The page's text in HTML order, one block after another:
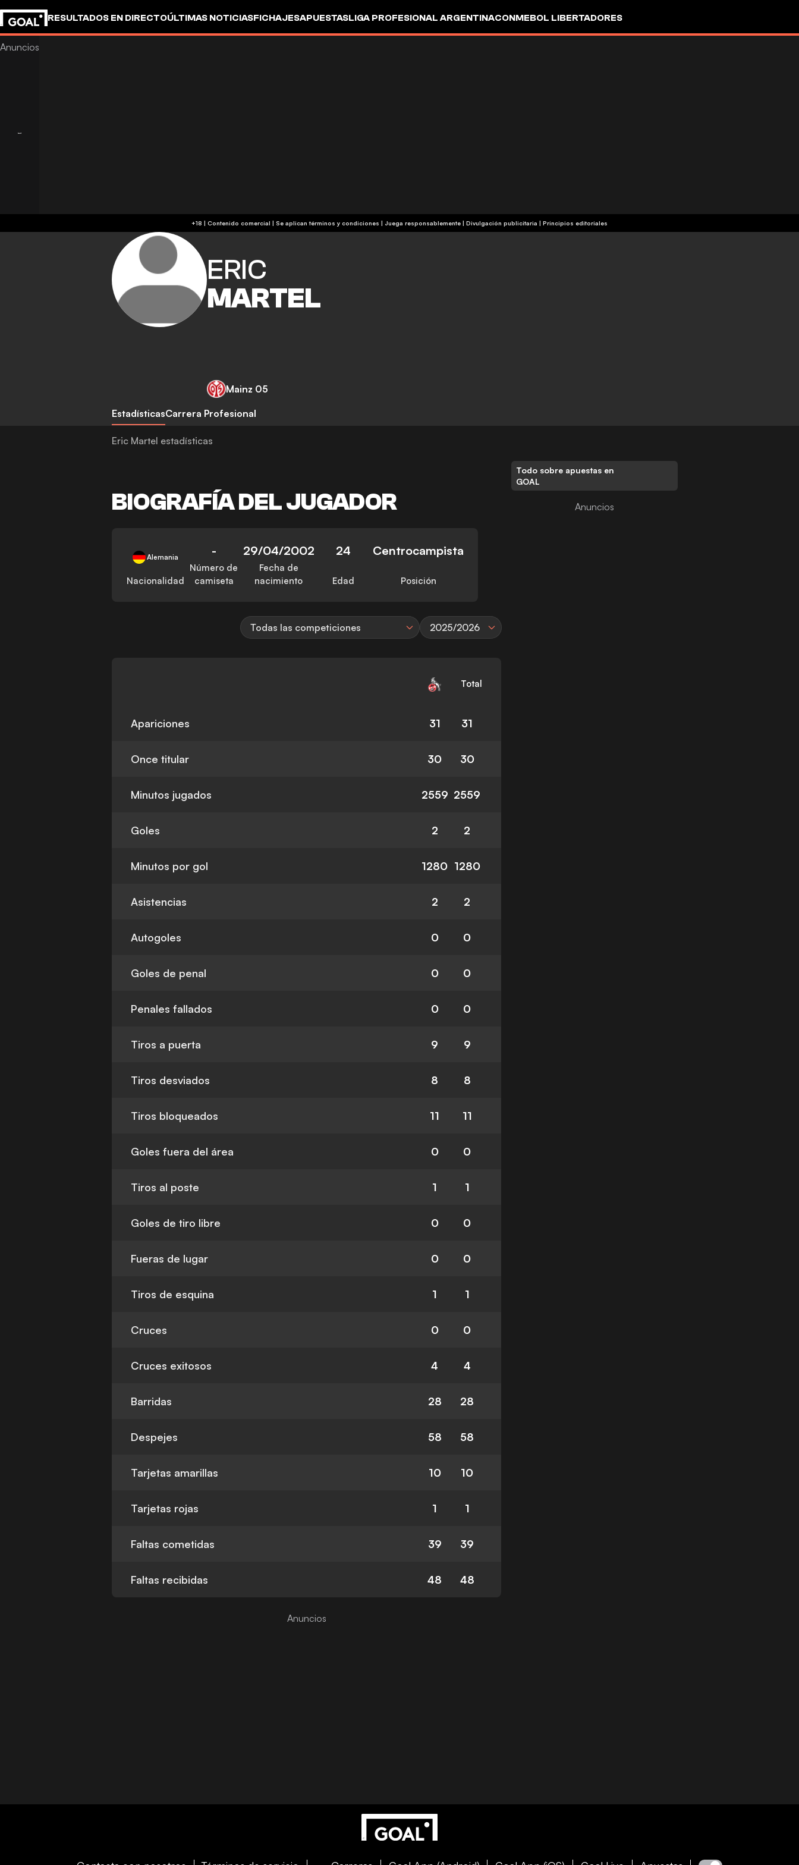
RESULTADOS EN DIRECTOÚLTIMAS NOTICIASFICHAJESAPUESTASLIGA PROFESIONAL ARGENTINACONMEBOL LIBERTADORES
+18 | Contenido comercial | Se aplican términos y condiciones | Juega responsablemente | Divulgación publicitaria | Principios editoriales
ERIC
MARTEL
Mainz 05
EstadísticasCarrera Profesional
Eric Martel estadísticas
BIOGRAFÍA DEL JUGADOR
Alemania
Nacionalidad
-
Número de
camiseta
29/04/2002
Fecha de
nacimiento
24
Edad
Centrocampista
Posición
Todas las competiciones 2025/2026
Total
Apariciones 31 31
Once titular 30 30
Minutos jugados 2559 2559
Goles 2 2
Minutos por gol 1280 1280
Asistencias 2 2
Autogoles 0 0
Goles de penal 0 0
Penales fallados 0 0
Tiros a puerta 9 9
Tiros desviados 8 8
Tiros bloqueados 11 11
Goles fuera del área 0 0
Tiros al poste 1 1
Goles de tiro libre 0 0
Fueras de lugar 0 0
Tiros de esquina 1 1
Cruces 0 0
Cruces exitosos 4 4
Barridas 28 28
Despejes 58 58
Tarjetas amarillas 10 10
Tarjetas rojas 1 1
Faltas cometidas 39 39
Faltas recibidas 48 48
Todo sobre apuestas en
GOAL